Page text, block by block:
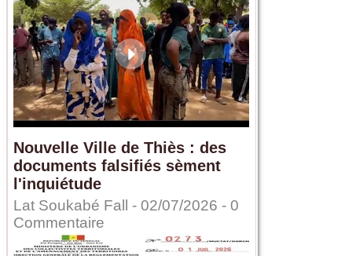
Nouvelle Ville de Thiès : des
documents falsifiés sèment
l'inquiétude
Lat Soukabé Fall - 02/07/2026 - 0
Commentaire